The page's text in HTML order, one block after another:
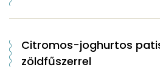
Citromos-joghurtos
zöldfűszerrel